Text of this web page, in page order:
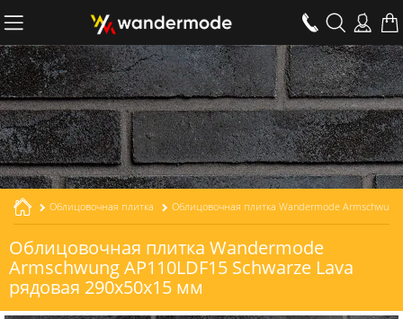
Облицовочная плитка
Облицовочная плитка Wandermode
Armschwung AP110LDF15 Schwarze Lava
рядовая 290x50x15 мм